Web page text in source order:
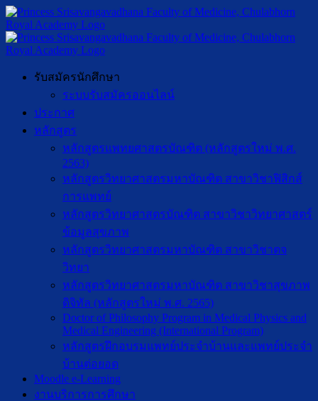
รับสมัครนักศึกษา
ระบบรับสมัครออนไลน์
ประกาศ
หลักสูตร
หลักสูตรแพทยศาสตรบัณฑิต (หลักสูตรใหม่ พ.ศ.
2563)
หลักสูตรวิทยาศาสตรมหาบัณฑิต สาขาวิชาฟิสิกส์
การแพทย์
หลักสูตรวิทยาศาสตรบัณฑิต สาขาวิชาวิทยาศาสตร์
ข้อมูลสุขภาพ
หลักสูตรวิทยาศาสตรมหาบัณฑิต สาขาวิชาตจ
วิทยา
หลักสูตรวิทยาศาสตรมหาบัณฑิต สาขาวิชาสุขภาพ
ดิจิทัล (หลักสูตรใหม่ พ.ศ. 2565)
Doctor of Philosophy Program in Medical Physics and
Medical Engineering (International Program)
หลักสูตรฝึกอบรมแพทย์ประจำบ้านและแพทย์ประจำ
บ้านต่อยอด
Moodle e-Learning
งานบริการการศึกษา